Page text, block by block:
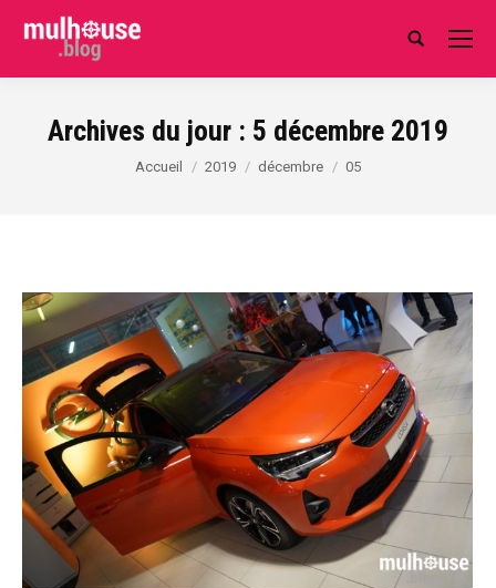
Search:
Archives du jour : 5 décembre 2019
Vous êtes ici :
Accueil 2019 décembre 05